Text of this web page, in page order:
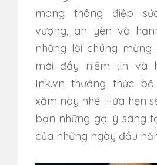
mang thông điệp
vượng, an yên và
những lời chúng
mới đầy niềm tin và
Ink.vn thưởng thức
xăm này nhé. Hứa hẹn
bạn những gợi ý sáng
của những ngày đầu